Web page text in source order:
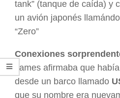
tank” (tanque de caída) y
un avión japonés
“Zero”
Conexiones
James afirmaba que
desde un barco llamado
que su nombre era